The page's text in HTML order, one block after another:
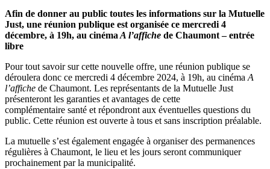
Afin de donner au public toutes les informations sur la Mutuelle
Just, une réunion publique est organisée ce mercredi 4
décembre, à 19h, au cinéma A l’affiche de Chaumont – entrée
libre
Pour tout savoir sur cette nouvelle offre, une réunion publique se
déroulera donc ce mercredi 4 décembre 2024, à 19h, au cinéma A
l’affiche de Chaumont. Les représentants de la Mutuelle Just
présenteront les garanties et avantages de cette
complémentaire santé et répondront aux éventuelles questions du
public. Cette réunion est ouverte à tous et sans inscription préalable.
La mutuelle s’est également engagée à organiser des permanences
régulières à Chaumont, le lieu et les jours seront communiquer
prochainement par la municipalité.